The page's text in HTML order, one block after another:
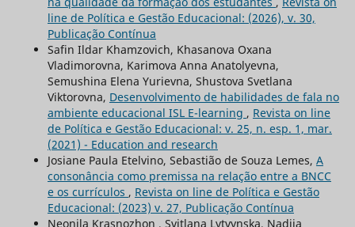
line de Política e Gestão Educacional: (2026), v. 30,
Publicação Contínua
Safin Ildar Khamzovich, Khasanova Oxana
Vladimorovna, Karimova Anna Anatolyevna,
Semushina Elena Yurievna, Shustova Svetlana
Viktorovna, Desenvolvimento de habilidades de fala no
ambiente educacional ISL E-learning , Revista on line
de Política e Gestão Educacional: v. 25, n. esp. 1, mar.
(2021) - Education and research
Josiane Paula Etelvino, Sebastião de Souza Lemes, A
consonância como premissa na relação entre a BNCC
e os currículos , Revista on line de Política e Gestão
Educacional: (2023) v. 27, Publicação Contínua
Neonila Krasnozhon , Svitlana Lytvynska, Nadiia